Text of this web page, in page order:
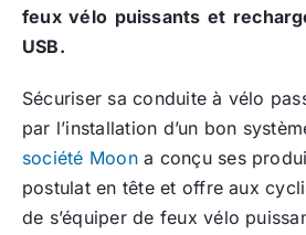
feux vélo puissants et
USB.
Sécuriser sa conduite à vélo
par l’installation d’un bon
société Moona conçu ses
postulat en tête et offre aux
de s’équiper de feux vélo